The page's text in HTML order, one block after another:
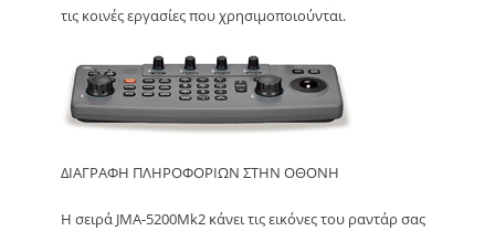
τις κοινές εργασίες που χρησιμοποιούνται.
ΔΙΑΓΡΑΦΗ ΠΛΗΡΟΦΟΡΙΩΝ ΣΤΗΝ ΟΘΟΝΗ
Η σειρά JMA-5200Mk2 κάνει τις εικόνες του ραντάρ σας